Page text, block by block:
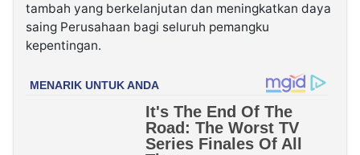
tambah yang berkelanjutan dan meningkatkan daya
saing Perusahaan bagi seluruh pemangku
kepentingan.